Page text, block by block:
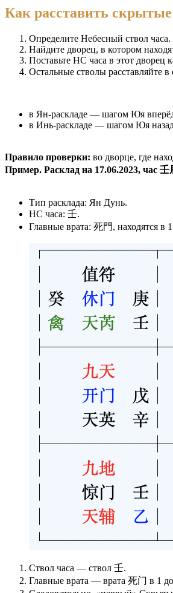
Как расставить
Определите Небесный ствол часа.
Найдите дворец, в котором
Поставьте НС часа в этот дворец
Остальные стволы расставляйте в
в Ян-раскладе — шагом Юя
в Инь-раскладе — шагом Юя
Правило проверки: во дворце, где
Пример. Расклад на 17.06.2023, час 壬
Тип расклада: Ян Дунь.
НС часа: 壬.
Главные врата: 死門, находятся в
Ствол часа — ствол 壬.
Главные врата — врата 死门 в 1